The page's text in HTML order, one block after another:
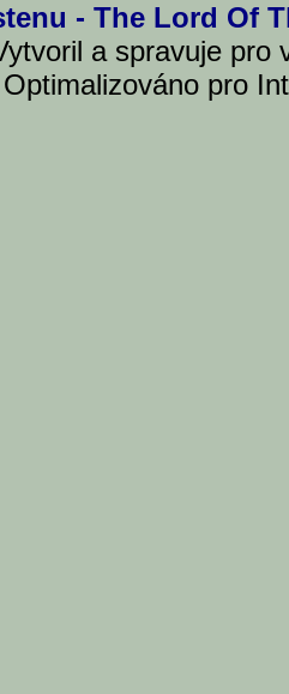
- The Lord Of
a spravuje pro
Optimalizováno pro